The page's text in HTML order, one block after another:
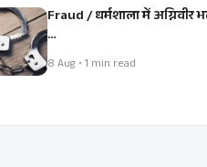
Fraud / धर्मशाला में अग्निवीर
…
8 Aug • 1 min read